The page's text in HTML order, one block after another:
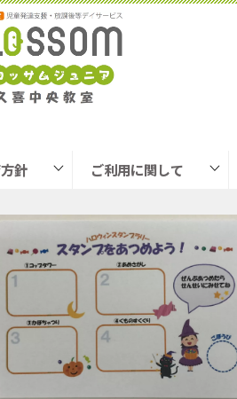
針 ご利用に関して